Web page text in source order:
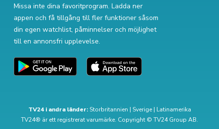
Missa inte dina favoritprogram. Ladda ner
appen och få tillgång till fler funktioner såsom
din egen watchlist, påminnelser och möjlighet
till en annonsfri upplevelse.
TV24 i andra länder: Storbritannien | Sverige| Latinamerika
TV24® är ett registrerat varumärke. Copyright © TV24 Group AB.